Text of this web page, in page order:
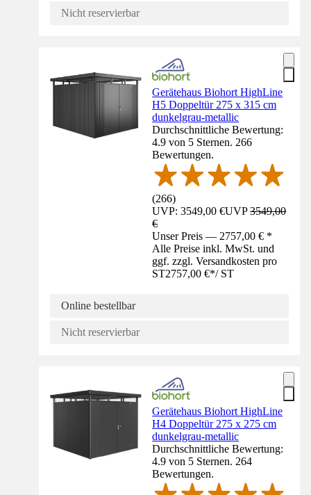
Nicht reservierbar
Gerätehaus Biohort HighLine
H5 Doppeltür 275 x 315 cm
dunkelgrau-metallic
Durchschnittliche Bewertung:
4.9 von 5 Sternen. 266
Bewertungen.
(266)
UVP: 3549,00 €UVP3549,00
€
Unser Preis — 2757,00 € *
Alle Preise inkl. MwSt. und
ggf. zzgl. Versandkosten pro
ST2757,00 €*/ ST
Online bestellbar
Nicht reservierbar
Gerätehaus Biohort HighLine
H4 Doppeltür 275 x 275 cm
dunkelgrau-metallic
Durchschnittliche Bewertung:
4.9 von 5 Sternen. 264
Bewertungen.